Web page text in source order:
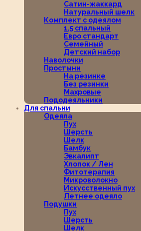
Сатин-жаккард
Натуральный шелк
Комплект с одеялом
1,5 спальный
Евро стандарт
Семейный
Детский набор
Наволочки
Простыни
На резинке
Без резинки
Махровые
Пододеяльники
Для спальни
Одеяла
Пух
Шерсть
Шелк
Бамбук
Эвкалипт
Хлопок / Лен
Фитотерапия
Микроволокно
Искусственный пух
Летнее одеяло
Подушки
Пух
Шерсть
Шелк